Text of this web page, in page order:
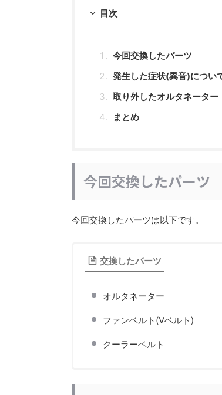
目次
今回交換したパーツ
発生した症状(異音)につい
取り外したオルタネーター
まとめ
今回交換したパーツ
今回交換したパーツは以下です。
交換したパーツ
オルタネーター
ファンベルト(Vベルト)
クーラーベルト